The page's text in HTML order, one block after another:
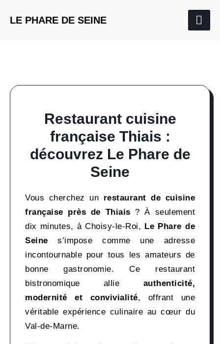
LE PHARE DE SEINE
Restaurant cuisine
française Thiais :
découvrez Le Phare de
Seine
Vous cherchez un restaurant de cuisine
française près de Thiais ? À seulement
dix minutes, à Choisy-le-Roi, Le Phare de
Seine s’impose comme une adresse
incontournable pour tous les amateurs de
bonne gastronomie. Ce restaurant
bistronomique allie authenticité,
modernité et convivialité, offrant une
véritable expérience culinaire au cœur du
Val-de-Marne.